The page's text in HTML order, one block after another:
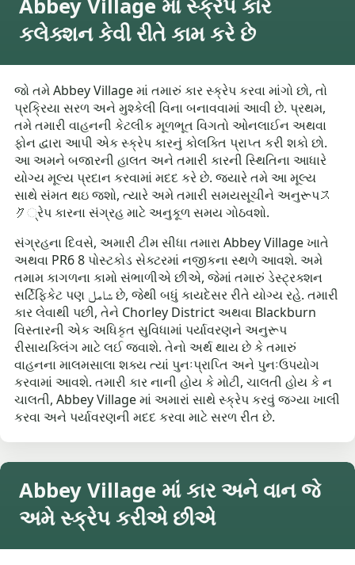
Abbey Village માં સ્ક્રેપ કાર
કલેક્શન કેવી રીતે કામ કરે છે
જો તમે Abbey Village માં તમારું કાર સ્ક્રેપ કરવા માંગો છો, તો
પ્રક્રિયા સરળ અને મુશ્કેલી વિના બનાવવામાં આવી છે. પ્રથમ,
તમે તમારી વાહનની કેટલીક મૂળભૂત વિગતો ઓનલાઈન અથવા
ફોન દ્વારા આપી એક સ્ક્રેપ કારનું કોલક્તિ પ્રાપ્ત કરી શકો છો.
આ અમને બજારની હાલત અને તમારી કારની સ્થિતિના આધારે
યોગ્ય મૂલ્ય પ્રદાન કરવામાં મદદ કરે છે. જ્યારે તમે આ મૂલ્ય
સાથે સંમત થઇ જશો, ત્યારે અમે તમારી સમયસૂચીને અનુરૂપス
ク્રેપ કારના સંગ્રહ માટે અનુકૂળ સમય ગોઠવશો.
સંગ્રહના દિવસે, અમારી ટીમ સીધા તમારા Abbey Village ખાતે
અથવા PR6 8 પોસ્ટકોડ સેક્ટરમાં નજીકના સ્થળે આવશે. અમે
તમામ કાગળના કામો સંભાળીએ છીએ, જેમાં તમારું ડેસ્ટ્રક્શન
સર્ટિફિકેટ પણ شامل છે, જેથી બધું કાયદેસર રીતે યોગ્ય રહે. તમારી
કાર લેવાથી પછી, તેને Chorley District અથવા Blackburn
વિસ્તારની એક અધિકૃત સુવિધામાં પર્યાવરણને અનુરૂપ
રીસાયક્લિંગ માટે લઈ જવાશે. તેનો અર્થ થાય છે કે તમારું
વાહનના માલમસાલા શક્ય ત્યાં પુનઃપ્રાપ્તિ અને પુનઃઉપયોગ
કરવામાં આવશે. તમારી કાર નાની હોય કે મોટી, ચાલતી હોય કે ન
ચાલતી, Abbey Village માં અમારાં સાથે સ્ક્રેપ કરવું જગ્યા ખાલી
કરવા અને પર્યાવરણની મદદ કરવા માટે સરળ રીત છે.
Abbey Village માં કાર અને વાન જે
અમે સ્ક્રેપ કરીએ છીએ